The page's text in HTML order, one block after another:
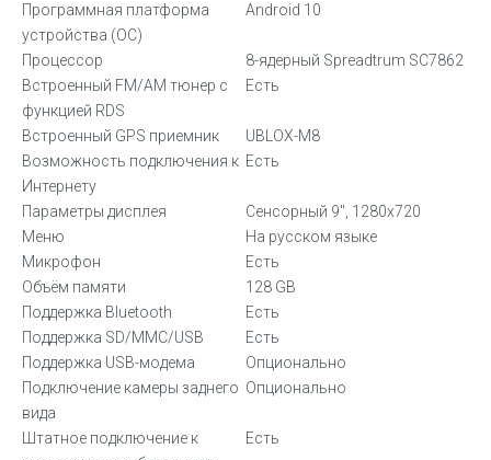
Программная платформа
устройства (ОС)
Android 10
Процессор
8-ядерный Spreadtrum SC7862
Встроенный FM/AM тюнер с
функцией RDS
Есть
Встроенный GPS приемник
UBLOX-M8
Возможность подключения к
Интернету
Есть
Параметры дисплея
Сенсорный 9″, 1280х720
Меню
На русском языке
Микрофон
Есть
Объём памяти
128 GB
Поддержка Bluetooth
Есть
Поддержка SD/MMC/USB
Есть
Поддержка USB-модема
Опционально
Подключение камеры заднего
вида
Опционально
Штатное подключение к
Есть